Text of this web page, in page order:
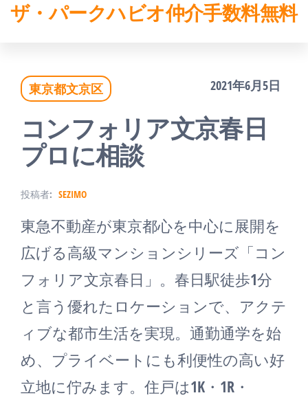
コザ・パークハビオ仲介手数料無料
東京都文京区 2021年6月5日
コンフォリア文京春日
プロに相談
投稿者: SEZIMO
東急不動産が東京都心を中心に展開を
広げる高級マンションシリーズ「コン
フォリア文京春日」。春日駅徒歩1分
と言う優れたロケーションで、アクテ
ィブな都市生活を実現。通勤通学を始
め、プライベートにも利便性の高い好
立地に佇みます。住戸は1K・1R・